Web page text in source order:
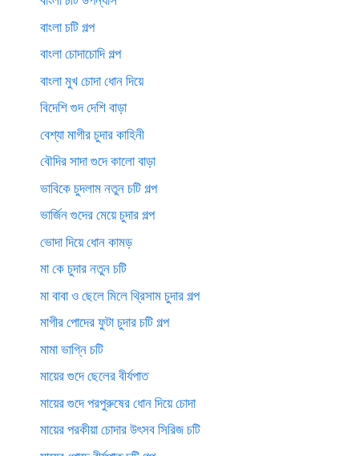
বাংলা চটি গল্প
বাংলা চোদাচোদি গল্প
বাংলা মুখ চোদা ধোন দিয়ে
বিদেশি গুদ দেশি বাড়া
বেশ্যা মাগীর চুদার কাহিনী
বৌদির সাদা গুদে কালো বাড়া
ভাবিকে চুদলাম নতুন চটি গল্প
ভার্জিন গুদের মেয়ে চুদার গল্প
ভোদা দিয়ে ধোন কামড়
মা কে চুদার নতুন চটি
মা বাবা ও ছেলে মিলে থ্রিসাম চুদার গল্প
মাগীর পোদের ফুটা চুদার চটি গল্প
মামা ভাগ্নি চটি
মায়ের গুদে ছেলের বীর্যপাত
মায়ের গুদে পরপুরুষের ধোন দিয়ে চোদা
মায়ের পরকীয়া চোদার উৎসব সিরিজ চটি